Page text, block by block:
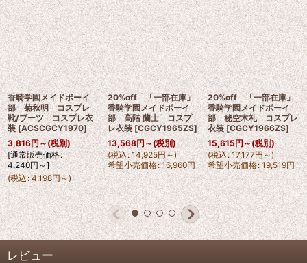
香騎学園メイドボーイ
部 菊秋明 コスプレ
靴/ブーツ コスプレ衣
装 [ACSCGCY1970]
3,816円～(税別)
[通常販売価格:
4,240円～]
(税込: 4,198円～)
20%off 「一部在庫」
香騎学園メイドボーイ
部 高階 蘭士 コスプ
レ衣装 [CGCY1965ZS]
13,568円～(税別)
(税込: 14,925円～)
希望小売価格: 16,960円
20%off 「一部在庫」
香騎学園メイドボーイ
部 秘空木礼 コスプレ
衣装 [CGCY1966ZS]
15,615円～(税別)
(税込: 17,177円～)
希望小売価格: 19,519円
レビュー